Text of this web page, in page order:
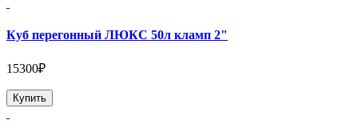
Куб перегонный ЛЮКС 50л кламп 2"
15300₽
Купить